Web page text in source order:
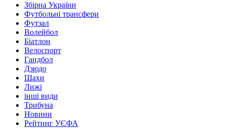
Збірна України
Футбольні трансфери
Футзал
Волейбол
Біатлон
Велоспорт
Гандбол
Дзюдо
Шахи
Лижі
інші види
Трибуна
Новини
Рейтинг УЄФА